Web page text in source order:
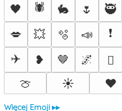
🖤
🕷️ 🐇 🌷 🥷
💋
💥 🫧 📣 ❗
✈️
❥ 🤎 🌌 🫟
🍈
☀️ ❤️
Więcej Emoji ▸▸